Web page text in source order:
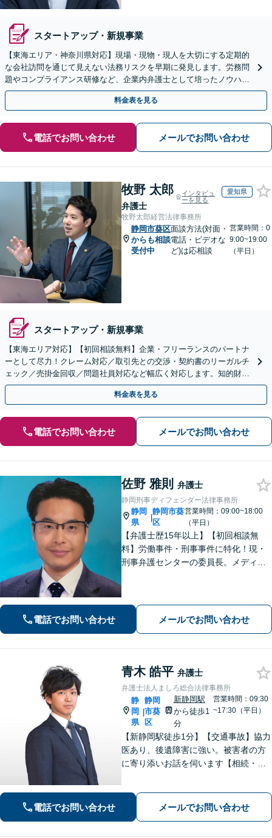
スタートアップ・新規事業
【東海エリア・神奈川県対応】現場・現物・現人を大切にする定期的
な会社訪問を通じて見えない法務リスクを早期に発見します。労務問
題やコンプライアンス研修など、企業内弁護士として培ったノウハウ
をフル活用し、経営の安定化を強力にサポートします。
料金表を見る
電話でお問い合わせ メールでお問い合わせ
牧野 太郎
弁護士
インタビュ
ーを見る
愛知県
牧野太郎経営法律事務所
静岡市葵区
からも相談
受付中
面談方法(対面・
電話・ビデオな
ど)は応相談
営業時間：0
9:00~19:00
（平日）
スタートアップ・新規事業
【東海エリア対応】【初回相談無料】企業・フリーランスのパートナ
ーとして尽力！クレーム対応／取引先との交渉・契約書のリーガルチ
ェック／売掛金回収／問題社員対応など幅広く対応します。知的財産
権の相談もお任せ！【顧問契約も受付中】【完全個室】
料金表を見る
電話でお問い合わせ メールでお問い合わせ
佐野 雅則 弁護士
静岡刑事ディフェンダー法律事務所
静岡
県
|
静岡市葵
区
営業時間：09:00~18:00
（平日）
【弁護士歴15年以上】【初回相談無
料】労働事件・刑事事件に特化！現・
刑事弁護センターの委員長。メディア
す。地域密着型の法律事務所
電話でお問い合わせ メールでお問い合わせ
青木 皓平 弁護士
弁護士法人ましろ総合法律事務所
静
岡
県
|
静岡
市葵
区
新静岡駅
から徒歩1
分
営業時間：09:30
~17:30（平日）
【新静岡駅徒歩1分】【交通事故】協力
医あり、後遺障害に強い。被害者の方
に寄り添いお話を伺います【相続・遺
す。そのほか、借金問題などもご相談
ください【LINE対応可】
電話でお問い合わせ メールでお問い合わせ